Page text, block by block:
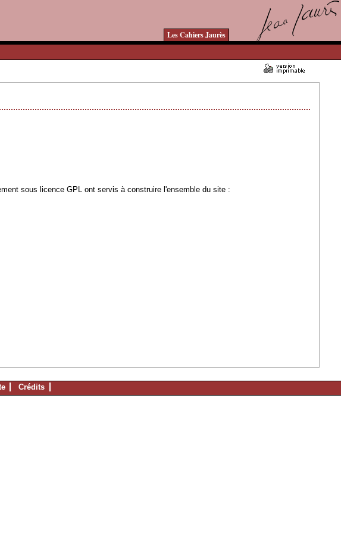
Les Cahiers Jaurès
sous licence GPL ont servis à construire l'ensemble du site :
Crédits